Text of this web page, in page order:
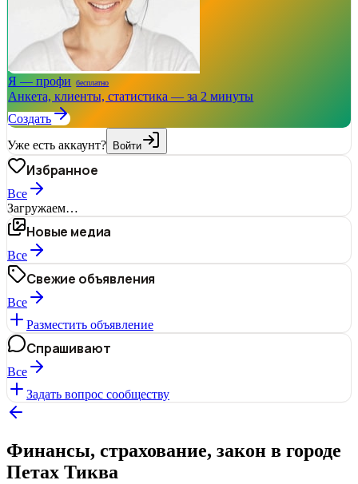
Я — профи бесплатно
Анкета, клиенты, статистика — за 2 минуты
Создать
Уже есть аккаунт? Войти
Избранное
Все
Загружаем…
Новые медиа
Все
Свежие объявления
Все
Разместить объявление
Спрашивают
Все
Задать вопрос сообществу
Финансы, страхование, закон в городе
Петах Тиква